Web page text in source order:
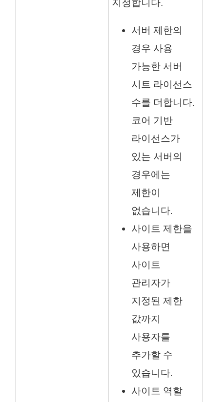
서버 제한의
경우 사용
가능한 서버
시트 라이선스
수를 더합니다.
코어 기반
라이선스가
있는 서버의
경우에는
제한이
없습니다.
사이트 제한을
사용하면
사이트
관리자가
지정된 제한
값까지
사용자를
추가할 수
있습니다.
사이트 역할